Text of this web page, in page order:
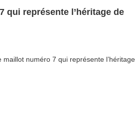
qui représente l’héritage de